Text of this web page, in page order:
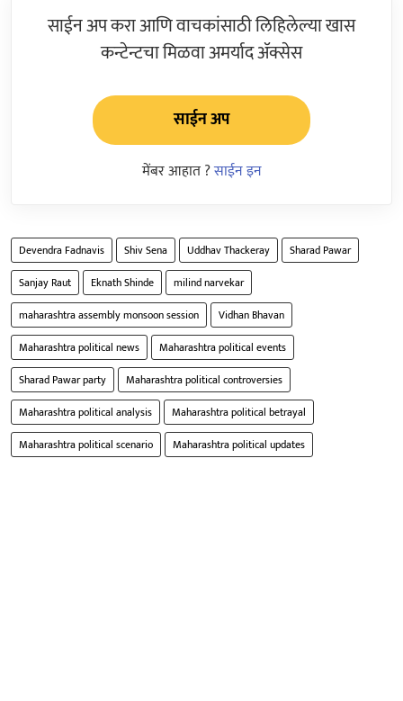
साईन अप करा आणि वाचकांसाठी लिहिलेल्या खास
कन्टेन्टचा मिळवा अमर्याद ॲक्सेस
साईन अप
मेंबर आहात ?साईन इन
Devendra Fadnavis Shiv Sena Uddhav Thackeray
Sharad Pawar
Sanjay Raut
Eknath Shinde
milind narvekar
maharashtra assembly monsoon session
Vidhan Bhavan
Maharashtra political news
Maharashtra political events
Sharad Pawar party
Maharashtra political controversies
Maharashtra political analysis
Maharashtra political betrayal
Maharashtra political scenario
Maharashtra political updates